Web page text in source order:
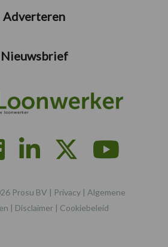
Adverteren
Nieuwsbrief
Prosu BV | Privacy | Algemene
| Disclaimer | Cookiebeleid